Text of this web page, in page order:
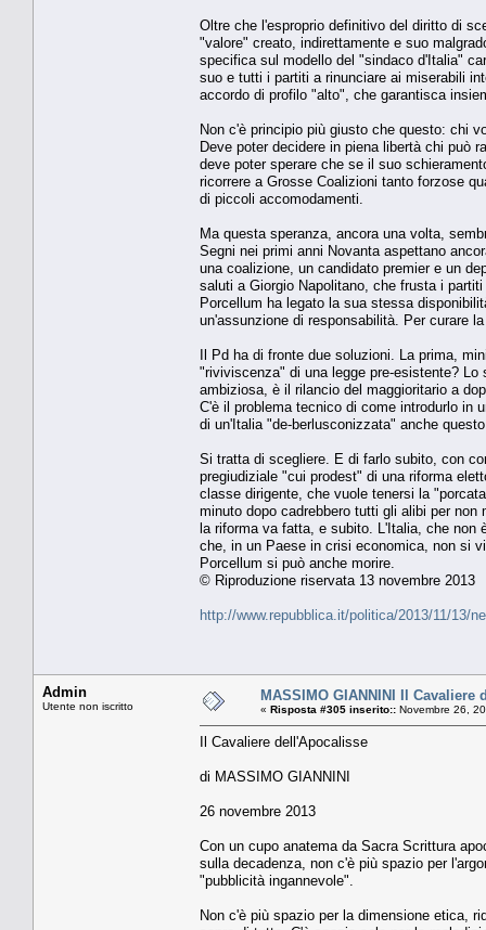
Oltre che l'esproprio definitivo del diritto di
"valore" creato, indirettamente e suo
specifica sul modello del "sindaco d'Italia"
suo e tutti i partiti a rinunciare ai miserabili
accordo di profilo "alto", che garantisca
Non c'è principio più giusto che questo: chi
Deve poter decidere in piena libertà chi può
deve poter sperare che se il suo
ricorrere a Grosse Coalizioni tanto forzose
di piccoli accomodamenti.
Ma questa speranza, ancora una volta,
Segni nei primi anni Novanta aspettano
una coalizione, un candidato premier e un
saluti a Giorgio Napolitano, che frusta i
Porcellum ha legato la sua stessa
un'assunzione di responsabilità. Per curare
Il Pd ha di fronte due soluzioni. La prima,
"riviviscenza" di una legge pre-esistente?
ambiziosa, è il rilancio del maggioritario a
C'è il problema tecnico di come introdurlo in
di un'Italia "de-berlusconizzata" anche
Si tratta di scegliere. E di farlo subito, con
pregiudiziale "cui prodest" di una riforma
classe dirigente, che vuole tenersi la
minuto dopo cadrebbero tutti gli alibi per
la riforma va fatta, e subito. L'Italia, che non
che, in un Paese in crisi economica, non si
Porcellum si può anche morire.
© Riproduzione riservata 13 novembre 2013
http://www.repubblica.it/politica/2013/11/13/
Admin
Utente non iscritto
MASSIMO GIANNINI Il Cavaliere
« Risposta #305 inserito:: Novembre 26,
Il Cavaliere dell'Apocalisse
di MASSIMO GIANNINI
26 novembre 2013
Con un cupo anatema da Sacra Scrittura
sulla decadenza, non c'è più spazio per
"pubblicità ingannevole".
Non c'è più spazio per la dimensione etica,